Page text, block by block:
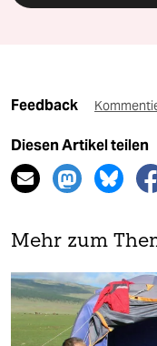
Feedback
Diesen Artikel teilen
Mehr zum